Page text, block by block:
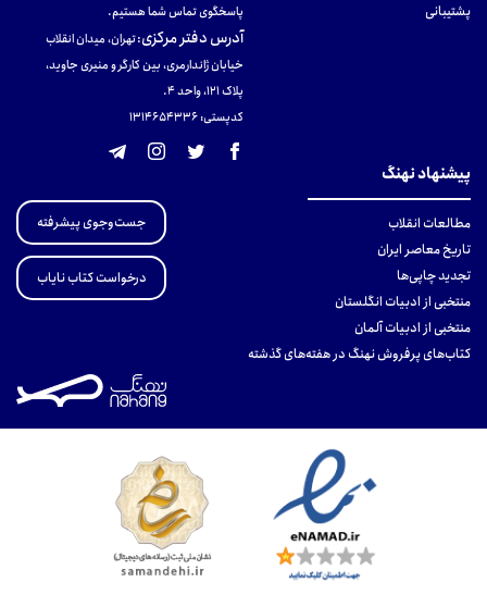
پشتیبانی
پاسخگوی تماس شما هستیم.
آدرس دفتر مرکزی:تهران، میدان انقلاب
خیابان ژاندارمری، بین کارگر و منیری جاوید،
پلاک 121، واحد ۴.
کدپستی: 131465433۶
پیشنهاد نهنگ
مطالعات انقلاب
تاریخ معاصر ایران
تجدید چاپی‌ها
منتخبی از ادبیات انگلستان
منتخبی از ادبیات آلمان
کتاب‌های پرفروش نهنگ در هفته‌های گذشته
جست‌وجوی پیشرفته
درخواست کتاب نایاب